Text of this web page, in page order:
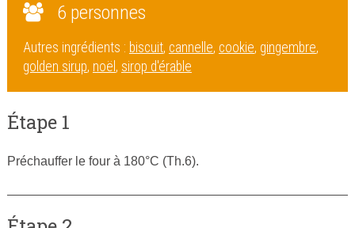
6 personnes
Autres ingrédients : biscuit, cannelle, cookie, gingembre,
golden sirup, noël , sirop d'érable
Étape 1
Préchauffer le four à 180°C (Th.6).